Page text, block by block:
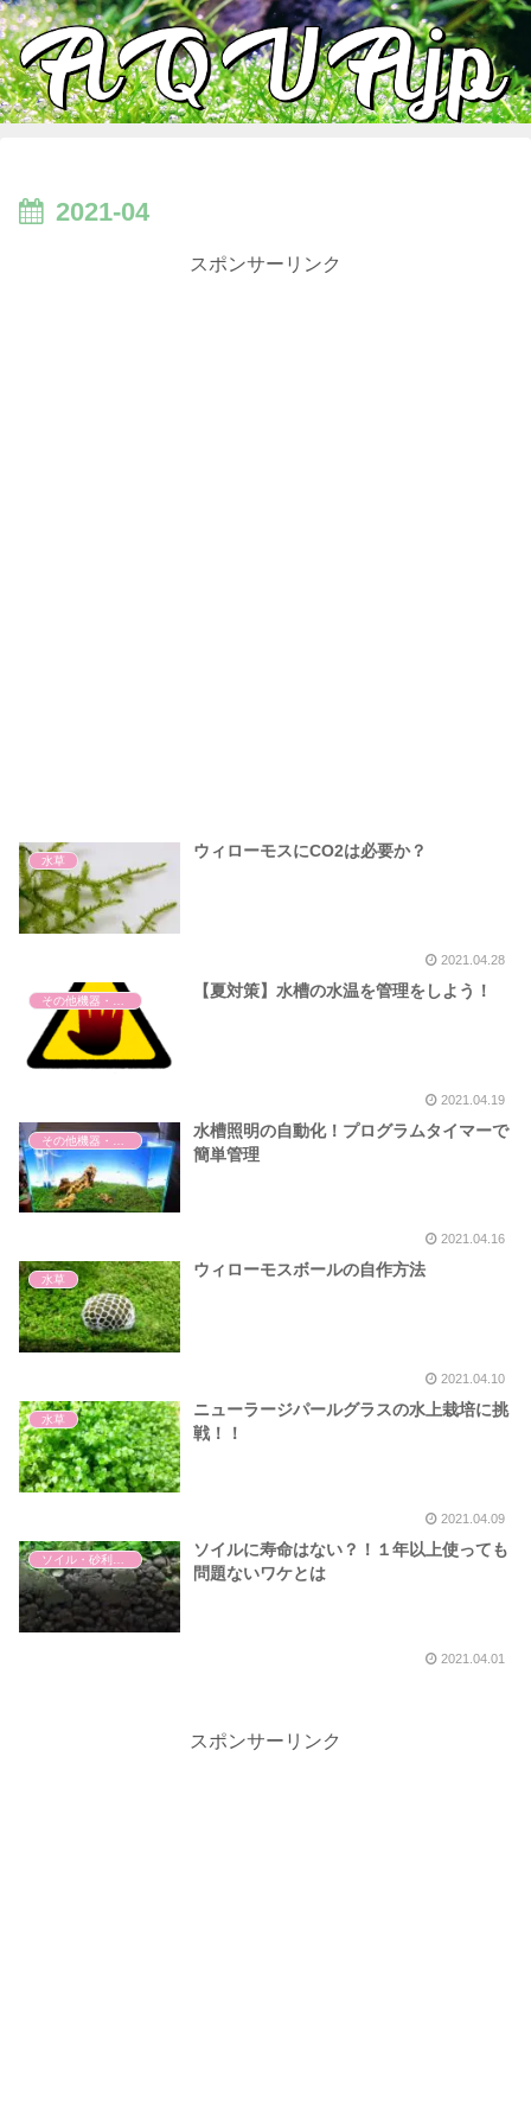
2021-04
スポンサーリンク
水草
ウィローモスにCO2は必要か？
2021.04.28
【夏対策】水槽の水温を管理をしよう！
2021.04.19
水槽照明の自動化！プログラムタイマーで
簡単管理
2021.04.16
水草
ウィローモスボールの自作方法
2021.04.10
水草
ニューラージパールグラスの水上栽培に挑
戦！！
2021.04.09
ソイルに寿命はない？！１年以上使っても
問題ないワケとは
2021.04.01
スポンサーリンク